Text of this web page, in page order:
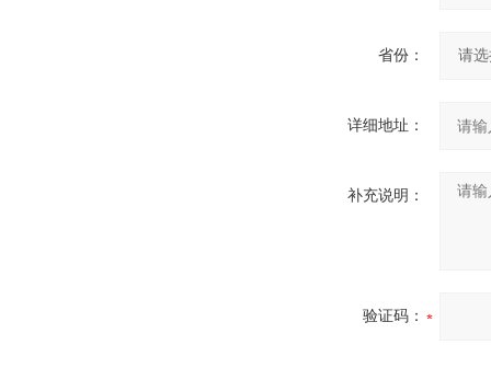
省份：
详细地址：
补充说明：
验证码：